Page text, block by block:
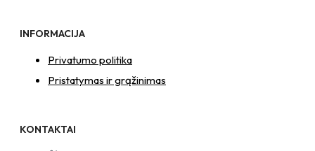
INFORMACIJA
Privatumo politika
Pristatymas ir grąžinimas
KONTAKTAI